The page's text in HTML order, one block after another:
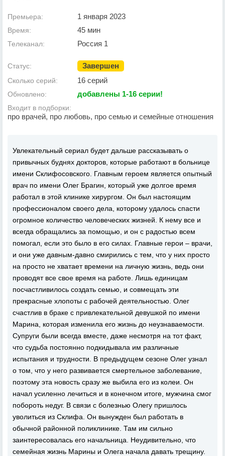
Премьера: 1 января 2023
Время: 45 мин
Телеканал: Россия 1
Статус: Завершен
Сколько серий: 16 серий
Обновлено: добавлены 1-16 серии!
Входит в подборки:
про врачей, про любовь, про семью и семейные отношения
Увлекательный сериал будет дальше рассказывать о
привычных буднях докторов, которые работают в больнице
имени Склифосовского. Главным героем является опытный
врач по имени Олег Брагин, который уже долгое время
работал в этой клинике хирургом. Он был настоящим
профессионалом своего дела, которому удалось спасти
огромное количество человеческих жизней. К нему все и
всегда обращались за помощью, и он с радостью всем
помогал, если это было в его силах. Главные герои – врачи,
и они уже давным-давно смирились с тем, что у них просто
на просто не хватает времени на личную жизнь, ведь они
проводят все свое время на работе. Лишь единицам
посчастливилось создать семью, и совмещать эти
прекрасные хлопоты с рабочей деятельностью. Олег
счастлив в браке с привлекательной девушкой по имени
Марина, которая изменила его жизнь до неузнаваемости.
Супруги были всегда вместе, даже несмотря на тот факт,
что судьба постоянно подкидывала им различные
испытания и трудности. В предыдущем сезоне Олег узнал
о том, что у него развивается смертельное заболевание,
поэтому эта новость сразу же выбила его из колеи. Он
начал усиленно лечиться и в конечном итоге, мужчина смог
побороть недуг. В связи с болезнью Олегу пришлось
уволиться из Склифа. Он вынужден был работать в
обычной районной поликлинике. Там им сильно
заинтересовалась его начальница. Неудивительно, что
семейная жизнь Марины и Олега начала давать трещину.